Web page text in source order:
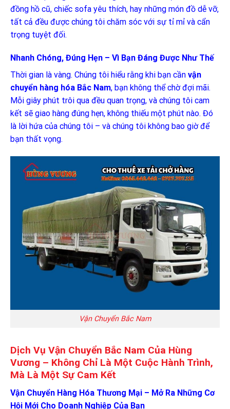
đồng hồ cũ, chiếc sofa yêu thích, hay những món đồ dễ vỡ,
tất cả đều được chúng tôi chăm sóc với sự tỉ mỉ và cẩn
trọng tuyệt đối.
Nhanh Chóng, Đúng Hẹn – Vì Bạn Đáng Được Như Thế
Thời gian là vàng. Chúng tôi hiểu rằng khi bạn cần vận
chuyển hàng hóa Bắc Nam, bạn không thể chờ đợi mãi.
Mỗi giây phút trôi qua đều quan trọng, và chúng tôi cam
kết sẽ giao hàng đúng hẹn, không thiếu một phút nào. Đó
là lời hứa của chúng tôi – và chúng tôi không bao giờ để
bạn thất vọng.
Vận Chuyển Bắc Nam
Dịch Vụ Vận Chuyển Bắc Nam Của Hùng
Vương – Không Chỉ Là Một Cuộc Hành Trình,
Mà Là Một Sự Cam Kết
Vận Chuyển Hàng Hóa Thương Mại – Mở Ra Những Cơ
Hội Mới Cho Doanh Nghiệp Của Bạn